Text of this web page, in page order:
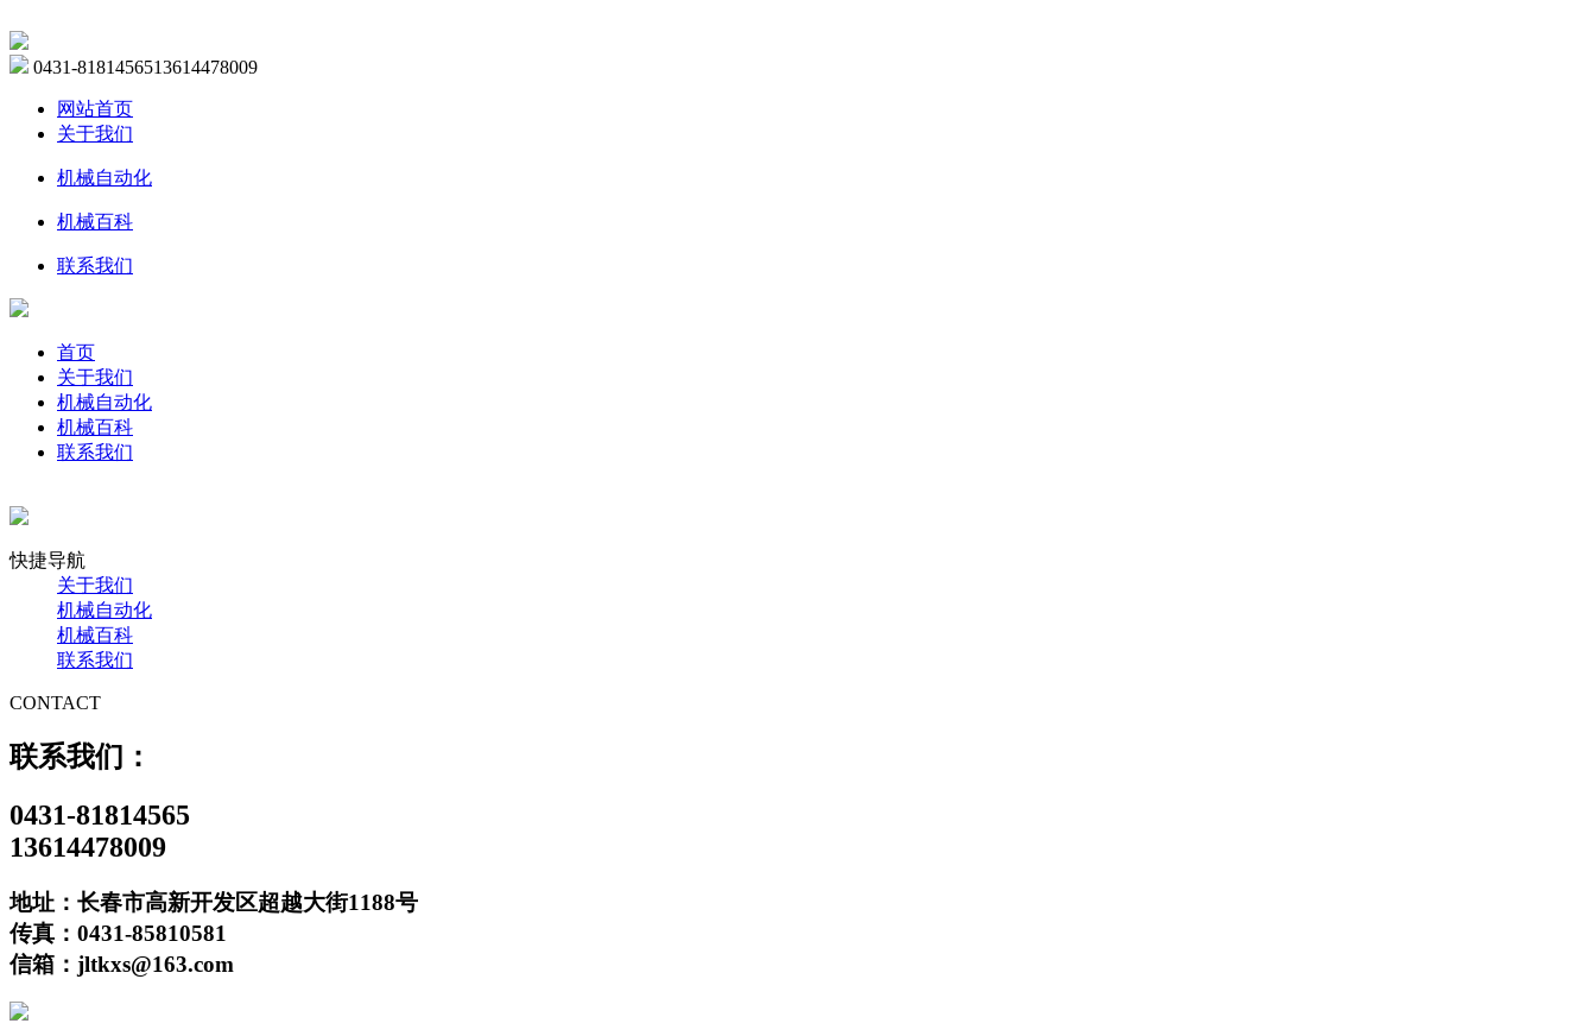
0431-8181456513614478009
网站首页
关于我们
机械自动化
机械百科
联系我们
首页
关于我们
机械自动化
机械百科
联系我们
快捷导航
关于我们
机械自动化
机械百科
联系我们
CONTACT
联系我们：
0431-81814565
13614478009
地址：长春市高新开发区超越大街1188号
传真：0431-85810581
信箱：jltkxs@163.com